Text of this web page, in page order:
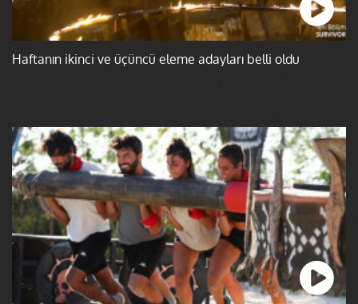
Haftanın ikinci ve üçüncü eleme adayları belli oldu